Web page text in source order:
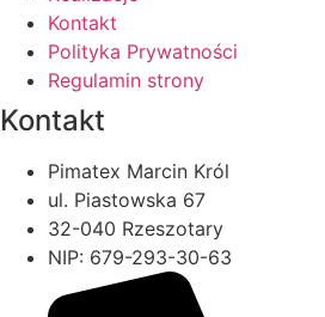
Kontakt
Polityka Prywatności
Regulamin strony
Kontakt
Pimatex Marcin Król
ul. Piastowska 67
32-040 Rzeszotary
NIP: 679-293-30-63